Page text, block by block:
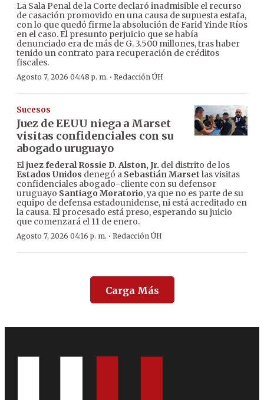
La Sala Penal de la Corte declaró inadmisible el recurso
de casación promovido en una causa de supuesta estafa,
con lo que quedó firme la absolución de Farid Yinde Ríos
en el caso. El presunto perjuicio que se había
denunciado era de más de G. 3.500 millones, tras haber
tenido un contrato para recuperación de créditos
fiscales.
Agosto 7, 2026 04:48 p. m. · Redacción ÚH
Sucesos
Juez de EEUU niega a Marset
visitas confidenciales con su
abogado uruguayo
Eljuez federal Rossie D. Alston, Jr. del distrito de los
Estados Unidos denegó a Sebastián Marset las visitas
confidenciales abogado-cliente con su defensor
uruguayo Santiago Moratorio, ya que no es parte de su
equipo de defensa estadounidense, ni está acreditado en
la causa. El procesado está preso, esperando su juicio
que comenzará el 11 de enero.
Agosto 7, 2026 04:16 p. m. · Redacción ÚH
Carga Más